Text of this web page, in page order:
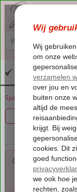
Altijd inclusief
Home
Spanje Andalusië
Voor de
mogelijkheden.
mogelijkheden